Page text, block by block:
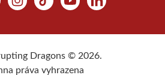
Instagram
TikTok YouTubeLinkedIn
Dragons © 2026.
práva vyhrazena